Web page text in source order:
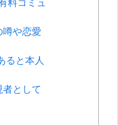
噂や恋愛
ると本人
として